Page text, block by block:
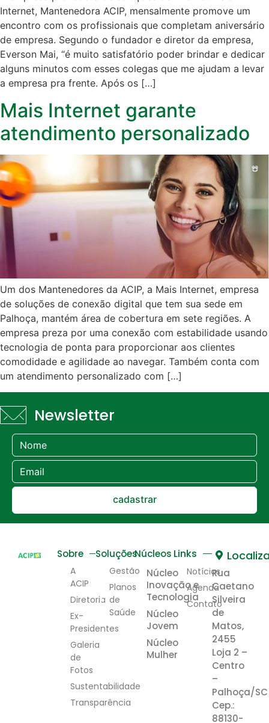
Internet, Mantenedora ACIP, mensalmente promove um
encontro com os profissionais que completam aniversário
de empresa. Segundo o fundador e diretor da empresa,
Everson Mai, “é muito satisfatório poder brindar e dedicar
alguns minutos com esses colegas que me ajudam a levar
a empresa pra frente. Após os […]
Mais Internet garante
atendimento personalizado
Um dos Mantenedores da ACIP, a Mais Internet, empresa
de soluções de conexão digital que tem sua sede em
Palhoça, mantém área de cobertura em sete regiões. A
empresa preza por uma conexão com estabilidade usando
tecnologia de ponta para proporcionar aos clientes
comodidade e agilidade ao navegar. Também conta com
um atendimento personalizado com […]
Newsletter
cadastrar
Sobre
A
ACIP
Diretoria
Ex-
Presidentes
Galeria
de
Fotos
Sustentabilidade
Transparência
Soluções
Gestão
Planos
de
Saúde
Núcleos
Núcleo
Inovação e
Tecnologia
Núcleo
Jovem
Núcleo
Mulher
Links
Notícias
Agenda
Contato
Rua
Caetano
Silveira
de
Matos,
2455
Loja 2 –
Centro
–
Palhoça/SC
Cep.:
88130-